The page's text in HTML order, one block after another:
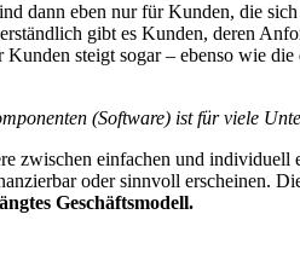
dann eben nur für Kunden, die
gibt es Kunden, deren
steigt sogar – ebenso wie
(Software) ist für viele
zwischen einfachen und
oder sinnvoll erscheinen.
Geschäftsmodell.